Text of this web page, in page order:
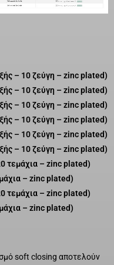
– 10 ζεύγη – zinc plated)
– 10 ζεύγη – zinc plated)
– 10 ζεύγη – zinc plated)
– 10 ζεύγη – zinc plated)
– 10 ζεύγη – zinc plated)
– 10 ζεύγη – zinc plated)
τεμάχια – zinc plated)
– zinc plated)
τεμάχια – zinc plated)
– zinc plated)
soft closing αποτελούν